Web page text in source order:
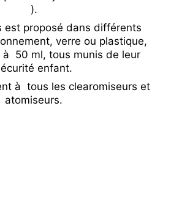
).
est proposé dans différents
verre ou plastique,
à 50 ml, tous munis de leur
enfant.
à tous les clearomiseurs et
atomiseurs.